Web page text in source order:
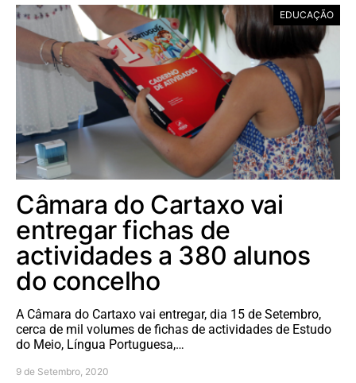
EDUCAÇÃO
Câmara do Cartaxo vai
entregar fichas de
actividades a 380 alunos
do concelho
A Câmara do Cartaxo vai entregar, dia 15 de Setembro,
cerca de mil volumes de fichas de actividades de Estudo
do Meio, Língua Portuguesa,…
9 de Setembro, 2020